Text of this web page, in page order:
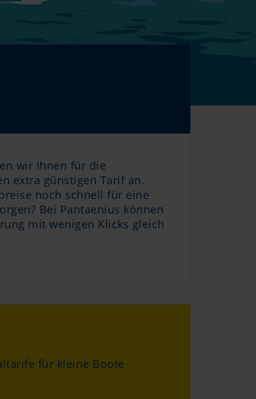
wir Ihnen für die
extra günstigen Tarif an.
noch schnell für eine
Bei Pantaenius können
mit wenigen Klicks gleich
für kleine Boote